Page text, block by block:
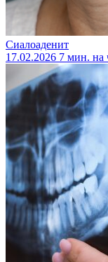
Сиалоаденит
17.02.2026 7 мин. на